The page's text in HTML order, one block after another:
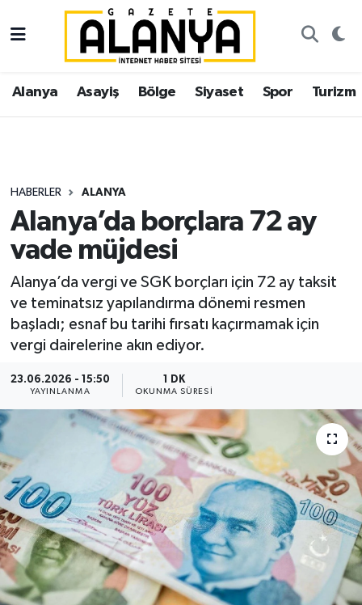
Alanya Asayiş Bölge Siyaset Spor Turizm
HABERLER ALANYA
Alanya’da borçlara 72 ay
vade müjdesi
Alanya’da vergi ve SGK borçları için 72 ay taksit
ve teminatsız yapılandırma dönemi resmen
başladı; esnaf bu tarihi fırsatı kaçırmamak için
vergi dairelerine akın ediyor.
23.06.2026 - 15:50
YAYINLANMA
1 DK
OKUNMA SÜRESI
Alanya
Asayiş
Siyaset
Spor
Ekonomi
Gazipaşa
İstanbul Nöbetçi Eczaneler
İstanbul Hava Durumu
Süper Lig Puan Durumu ve Fikstür
Tüm Manşetler
Son Dakika Haberleri
Haber Arşivi